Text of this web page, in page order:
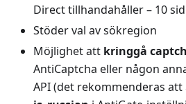
Direct tillhandahåller – 10
Stöder val av sökregion
Möjlighet att kringgå
AntiCaptcha eller någon
API (det rekommenderas